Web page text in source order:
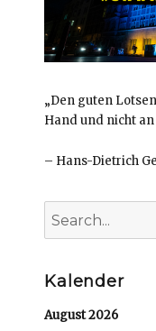
„Den guten
Hand und nicht
– Hans-Dietrich
for:
Kalender
August 2026